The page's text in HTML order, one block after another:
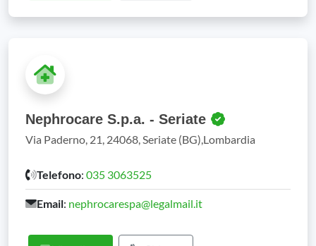
Nephrocare S.p.a. - Seriate
Via Paderno, 21, 24068, Seriate (BG),Lombardia
Telefono: 035 3063525
Email: nephrocarespa@legalmail.it